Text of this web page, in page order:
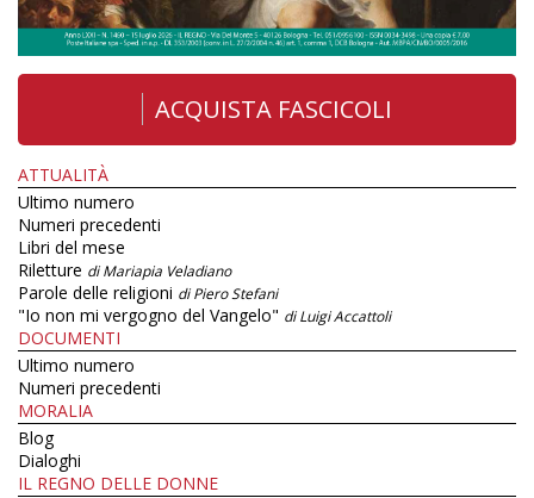
ACQUISTA FASCICOLI
ATTUALITÀ
Ultimo numero
Numeri precedenti
Libri del mese
Riletture di Mariapia Veladiano
Parole delle religioni di Piero Stefani
"Io non mi vergogno del Vangelo" di Luigi Accattoli
DOCUMENTI
Ultimo numero
Numeri precedenti
MORALIA
Blog
Dialoghi
IL REGNO DELLE DONNE